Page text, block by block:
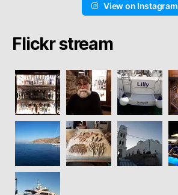
View on Instagram
Flickr stream